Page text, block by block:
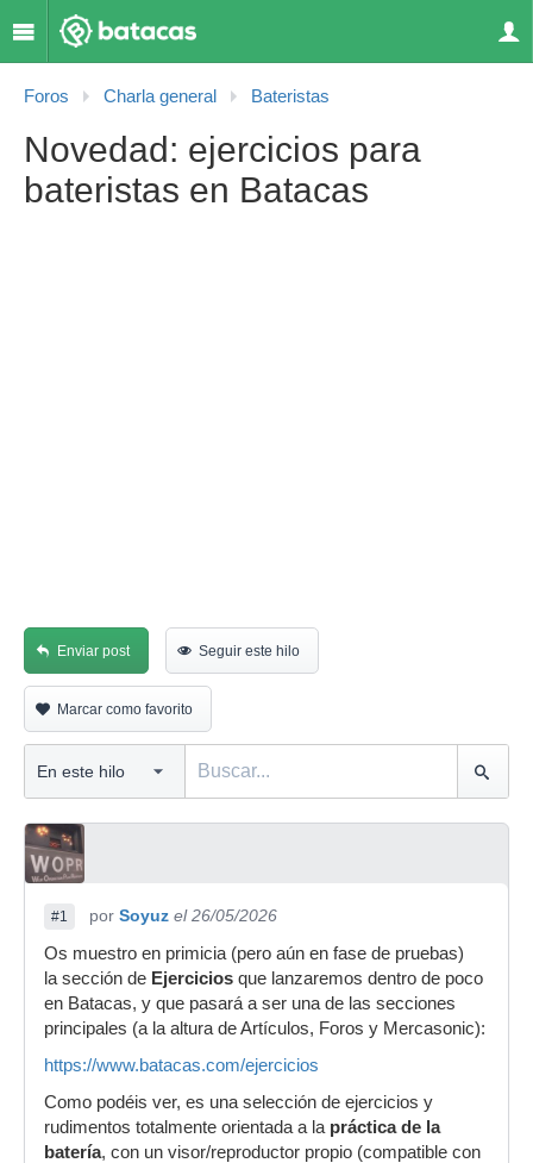
Foros Charla general Bateristas
Novedad: ejercicios para
bateristas en Batacas
Enviar post Seguir este hilo
Marcar como favorito
#1 por Soyuz el 26/05/2026
Os muestro en primicia (pero aún en fase de pruebas)
la sección de Ejercicios que lanzaremos dentro de poco
en Batacas, y que pasará a ser una de las secciones
principales (a la altura de Artículos, Foros y Mercasonic):
https://www.batacas.com/ejercicios
Como podéis ver, es una selección de ejercicios y
rudimentos totalmente orientada a la práctica de la
batería, con un visor/reproductor propio (compatible con